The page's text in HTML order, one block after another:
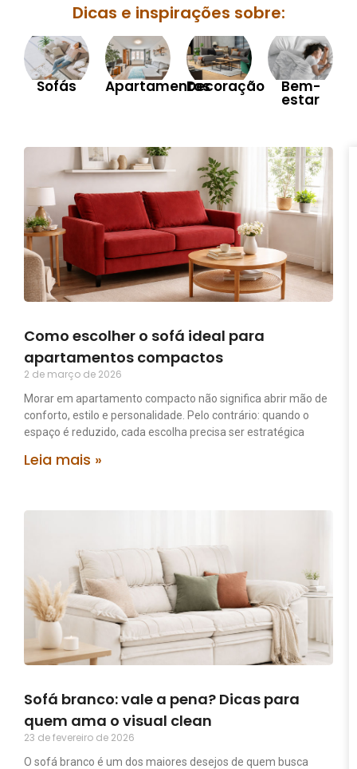
Dicas e inspirações sobre:
Sofás ApartamentosDecoração Bem-
estar
Como escolher o sofá ideal para
apartamentos compactos
2 de março de 2026
Morar em apartamento compacto não significa abrir mão de
conforto, estilo e personalidade. Pelo contrário: quando o
espaço é reduzido, cada escolha precisa ser estratégica
Leia mais »
Sofá branco: vale a pena? Dicas para
quem ama o visual clean
23 de fevereiro de 2026
O sofá branco é um dos maiores desejos de quem busca